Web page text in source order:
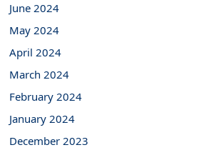
June 2024
May 2024
April 2024
March 2024
February 2024
January 2024
December 2023